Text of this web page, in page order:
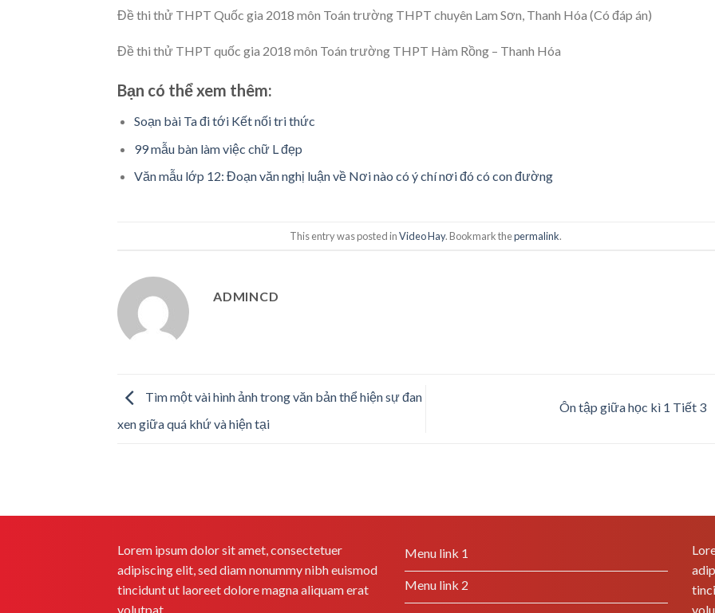
Đề thi thử THPT Quốc gia 2018 môn Toán trường THPT chuyên Lam Sơn, Thanh Hóa (Có đáp án)
Đề thi thử THPT quốc gia 2018 môn Toán trường THPT Hàm Rồng – Thanh Hóa
Bạn có thể xem thêm:
Soạn bài Ta đi tới Kết nối tri thức
99 mẫu bàn làm việc chữ L đẹp
Văn mẫu lớp 12: Đoạn văn nghị luận về Nơi nào có ý chí nơi đó có con đường
This entry was posted inVideo Hay. Bookmark thepermalink.
ADMINCD
Tìm một vài hình ảnh trong văn bản thể hiện sự đan
xen giữa quá khứ và hiện tại
Ôn tập giữa học kì 1 Tiết 3
Lorem ipsum dolor sit amet, consectetuer
adipiscing elit, sed diam nonummy nibh euismod
tincidunt ut laoreet dolore magna aliquam erat
volutpat.
Menu link 1
Menu link 2